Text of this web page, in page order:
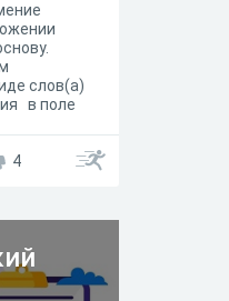
слов(а)
в поле
4